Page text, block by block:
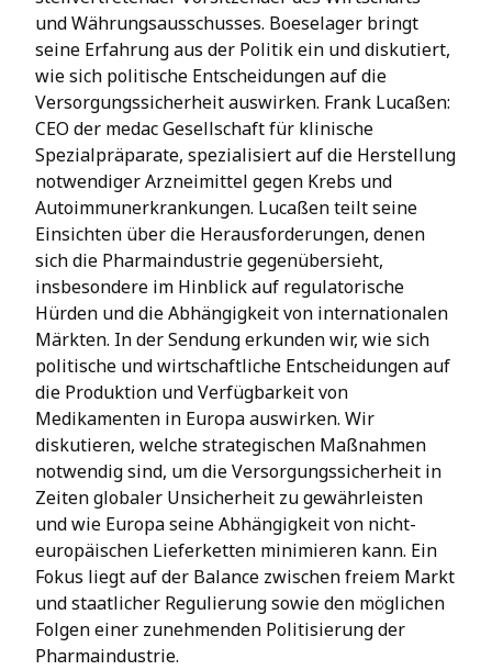
und Währungsausschusses. Boeselager bringt
seine Erfahrung aus der Politik ein und diskutiert,
wie sich politische Entscheidungen auf die
Versorgungssicherheit auswirken. Frank Lucaßen:
CEO der medac Gesellschaft für klinische
Spezialpräparate, spezialisiert auf die Herstellung
notwendiger Arzneimittel gegen Krebs und
Autoimmunerkrankungen. Lucaßen teilt seine
Einsichten über die Herausforderungen, denen
sich die Pharmaindustrie gegenübersieht,
insbesondere im Hinblick auf regulatorische
Hürden und die Abhängigkeit von internationalen
Märkten. In der Sendung erkunden wir, wie sich
politische und wirtschaftliche Entscheidungen auf
die Produktion und Verfügbarkeit von
Medikamenten in Europa auswirken. Wir
diskutieren, welche strategischen Maßnahmen
notwendig sind, um die Versorgungssicherheit in
Zeiten globaler Unsicherheit zu gewährleisten
und wie Europa seine Abhängigkeit von nicht-
europäischen Lieferketten minimieren kann. Ein
Fokus liegt auf der Balance zwischen freiem Markt
und staatlicher Regulierung sowie den möglichen
Folgen einer zunehmenden Politisierung der
Pharmaindustrie.